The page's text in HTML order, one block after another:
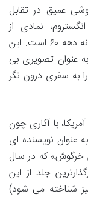
عمیق در تقابل
نمادی از
سرخوردگی و جستجوی هویت در آمریکای میانه دهه ۶۰ است. این
عنوان تصویری بی
به سفری درون نگر
با آثاری چون
عنوان نویسنده ای
که در سال
جلد از این
شناخته می شود)